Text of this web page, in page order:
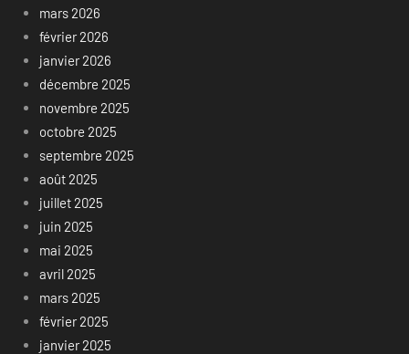
mars 2026
février 2026
janvier 2026
décembre 2025
novembre 2025
octobre 2025
septembre 2025
août 2025
juillet 2025
juin 2025
mai 2025
avril 2025
mars 2025
février 2025
janvier 2025